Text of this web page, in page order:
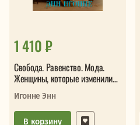
1 410 ₽
Свобода. Равенство. Мода.
Женщины, которые изменили
Игонне Энн
В корзину